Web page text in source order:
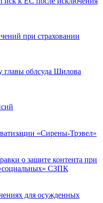
при страховании
главы облсуда Шилова
«Сирены-Трэвел»
о защите контента при
СЗПК
для осужденных